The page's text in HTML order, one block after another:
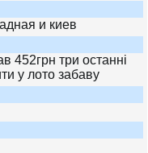
и киев
452грн три останні
у лото забаву